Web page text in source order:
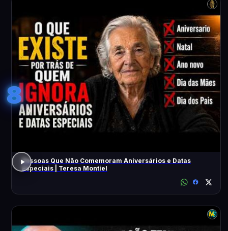
8
Pessoas Que Não Comemoram Aniversários e Datas
Especiais | Teresa Montiel